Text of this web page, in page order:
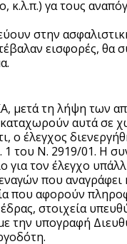
κ.λ.π.) γα τους
στην
εισφορές, θα
μετά τη λήψη των
αυτά σε
ο έλεγχος
του Ν. 2919/01. Η
για τον έλεγχο
που αναγράφει
που αφορούν
στοιχεία
την υπογραφή